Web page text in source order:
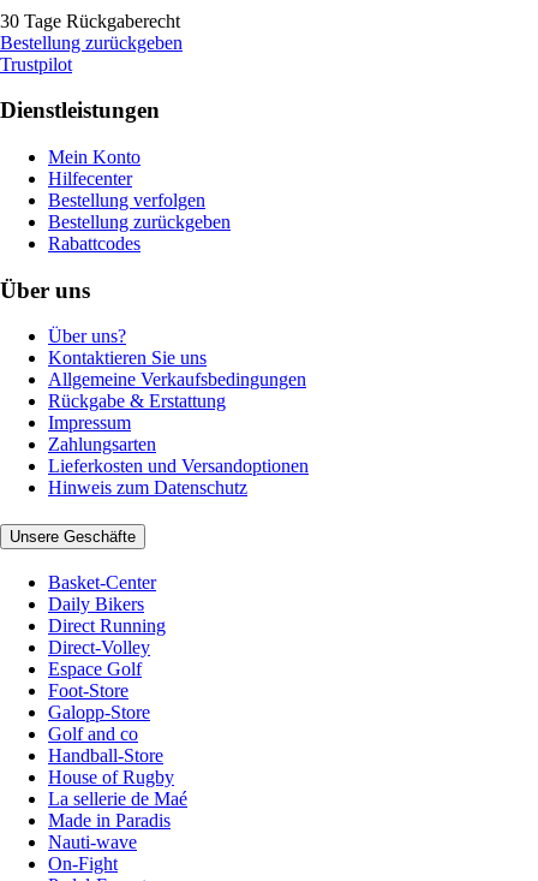
30 Tage Rückgaberecht
Bestellung zurückgeben
Trustpilot
Dienstleistungen
Mein Konto
Hilfecenter
Bestellung verfolgen
Bestellung zurückgeben
Rabattcodes
Über uns
Über uns?
Kontaktieren Sie uns
Allgemeine Verkaufsbedingungen
Rückgabe & Erstattung
Impressum
Zahlungsarten
Lieferkosten und Versandoptionen
Hinweis zum Datenschutz
Unsere Geschäfte
Basket-Center
Daily Bikers
Direct Running
Direct-Volley
Espace Golf
Foot-Store
Galopp-Store
Golf and co
Handball-Store
House of Rugby
La sellerie de Maé
Made in Paradis
Nauti-wave
On-Fight